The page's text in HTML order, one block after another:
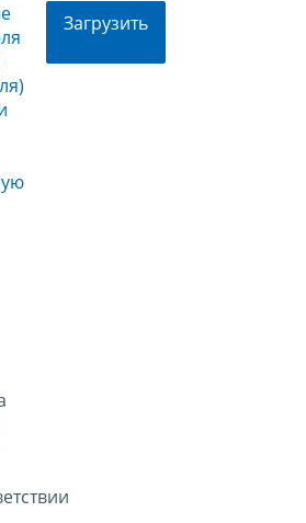
Загрузить